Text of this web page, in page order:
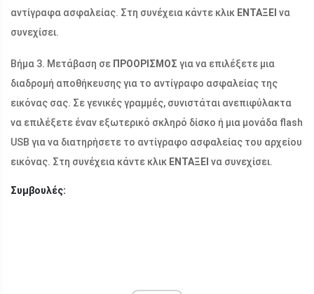
αντίγραφα ασφαλείας. Στη συνέχεια κάντε κλικ ΕΝΤΑΞΕΙ να
συνεχίσει.
Βήμα 3. Μετάβαση σε ΠΡΟΟΡΙΣΜΟΣ για να επιλέξετε μια
διαδρομή αποθήκευσης για το αντίγραφο ασφαλείας της
εικόνας σας. Σε γενικές γραμμές, συνιστάται ανεπιφύλακτα
να επιλέξετε έναν εξωτερικό σκληρό δίσκο ή μια μονάδα flash
USB για να διατηρήσετε το αντίγραφο ασφαλείας του αρχείου
εικόνας. Στη συνέχεια κάντε κλικ ΕΝΤΑΞΕΙ να συνεχίσει.
Συμβουλές: